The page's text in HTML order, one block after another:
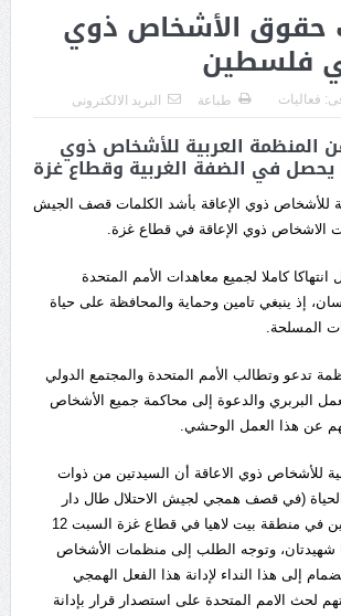
حقوق الأشخاص ذوي
فلسطين
فعاليات طباعة البريد الالكترونى
المنظمة العربية للأشخاص ذوي
يحصل في الضفة الغربية وقطاع غزة
للأشخاص ذوي الإعاقة بأشد الكلمات قصف الجيش
الاشخاص ذوي الإعاقة في قطاع غزة.
كاملا لجميع معاهدات الأمم المتحدة
إذ ينبغي تامين وحماية والمحافظة على حياة
المسلحة.
تدعو وتطالب الأمم المتحدة والمجتمع الدولي
البربري والدعوة إلى محاكمة جميع الأشخاص
عن هذا العمل الوحشي.
للأشخاص ذوي الاعاقة أن السيدتين من ذوات
الحياة (في قصف همجي لجيش الاحتلال طال دار
رعاية للأيتام والمعاقين في منطقة بيت لاهيا في قطاع غزة السبت 12
تعتبرهما شهيدتان، وتوجه الطلب إلى منظمات الأشخاص
إلى هذا النداء لإدانة هذا الفعل الهمجي
لحث الامم المتحدة على استصدار قرار بإدانة